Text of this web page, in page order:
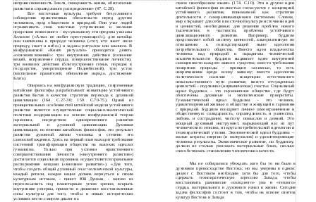
неприкосновенность Земли, священность жизни, обеспечение
развития и справедливого распределения» (47. С.28).
Все восточные культуры требуют безусловного
соблюдения нравственных обязательств перед другим
человеком, пред обществом и природой. Они учат людей
ограничивать свои властные устремления и желания
пределами возможного – мусульманину эти пределы указаны
Аллахом («Аллах не любит преступающих!»), для китайца
они заключены в природе человека («тот, кто знает свою
природу, знает и небо») и заданы ритуалом или законом. В
конфуцианской «Книге ритуалов» приводятся девять
«основоположений»: три внутренних действия (познание
вещей, исправление сердца, совершенствование личности),
три внешних действия (благоустроение семьи, порядок в
государстве, умиротворение Поднебесной), три устоя
(воспитание правителей, обновление народа, достижение
Блага).
Опираясь на конфуцианскую традицию, современные
китайские философы разрабатывают концепцию устойчивого
развития Китая в качестве стратегии перехода к духовной
цивилизации (164. С.27-30; 159. С.70-75). Одной из
принципиальных особенностей китайской модели устойчивого
развития является осуществление социально-экологической
политики модернизации на основе конфуцианской теории
гармонии, посредством одновременного развития
материальной и духовной цивилизации. Духовная
цивилизация, по мнению китайских философов, это результат
развития духовной жизни человека и степени его
самоосвобождения. Здесь на первый план выходит требование
системной трансформации общества на высоких идеалах
гуманизма. Только при условии нравственного
совершенствования личности («внутреннего развития»)
достигается социальная гармония, осуществляется правильное
распоряжение вещами («внешнее развитие»). «Для того,
чтобы создать общий духовный очаг человеческой культуры,
каждый регион, каждая нация должна вернуться к своим
культурным истокам, - пишет Юй Дункан, - заново их
переосмыслить под планетарным углом зрения, вскрыть
внутренние резервы, привести в движение восстановленные
силы культуры для того, чтобы в новых исторических
условиях вести с миром диалог на
своем своеобразном языке» (174. С.10). Эти и другие идеи
китайской философии полностью согласуются с концепцией
устойчивого развития, понимаемой как стратегия
деятельности с саморазвивающимися системами. Словом,
мир открывает для себя в восточной культуре источники идей
и ценностей, необходимых для решения проблем нового
тысячелетия, в частности, проблемы устойчивого
цивилизационного развития. Например, буддизм
представляет собой систему ценностей, альтернативную по
отношению к господствующей ныне идеологии
потребительского общества. Вместо идеи владычества
человека над природой и парадигмы человеческой
исключительности буддизм выдвигает идею внутренней
самоценности каждого живого существа; вместо требования
покорения природы – принцип «ахимсы», то есть
непричинения вреда всему живому; вместо идеологии
политического насилия – концепцию естественного
ненасильственного пути развития; вместо отчужденных
ценностей – подлинное (нирваническое) счастье. Социальный
идеал буддизма – это гармоничное общество, где будут
обеспечены духовные и экологические приоритеты.
Гуманистический идеал буддизма – это человек,
удовлетворенный жизнью в обществе и живущий в гармонии
с природой. Буддизм поощряет личное самоограничение и
общественную солидарность, справедливость и равенство,
любовь и сострадание, чистоту помыслов и деяний. Это
мощный духовный инструмент, вырывающий нас из пут
человеческого эгоизма, из круга потребительской идеологии и
технократической утопии. Экономический идеал буддизма –
малые затраты энергии (и материалов) и удовлетворяющие
человека результаты. Экономическое развитие, по буддизму,
должно не столько умножать материальные блага, сколько
способствовать становлению человеческих качеств.
Мы не собираемся убеждать кого бы то ни было в
духовном превосходстве Востока; но мы уверены в одном:
диалог с Востоком необходим хотя бы для того, чтобы
сдержать технократическую агрессию Запада, чтобы
восстановить равновесие «холодного» ума и «теплого»
сердца, материального и духовного начал в жизни. Сегодня
задача философов состоит в том, чтобы на основе синтеза
культур Востока и Запада